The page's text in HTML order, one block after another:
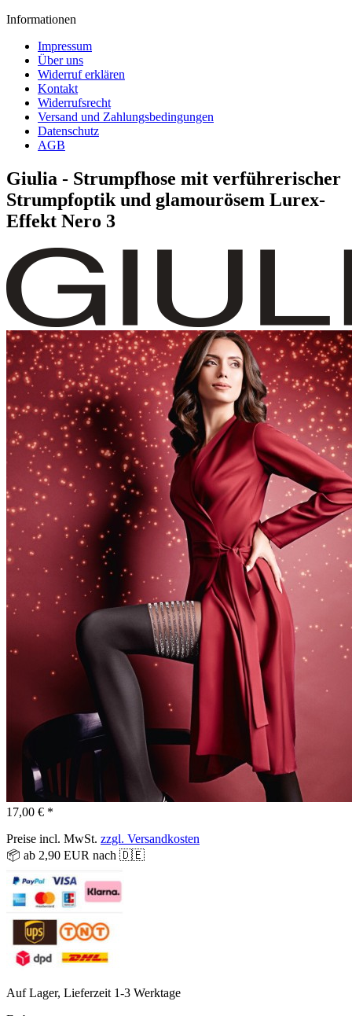
Informationen
Impressum
Über uns
Widerruf erklären
Kontakt
Widerrufsrecht
Versand und Zahlungsbedingungen
Datenschutz
AGB
Giulia - Strumpfhose mit verführerischer
Strumpfoptik und glamourösem Lurex-
Effekt Nero 3
17,00 € *
Preise incl. MwSt. zzgl. Versandkosten
📦 ab 2,90 EUR nach 🇩🇪
Auf Lager, Lieferzeit 1-3 Werktage